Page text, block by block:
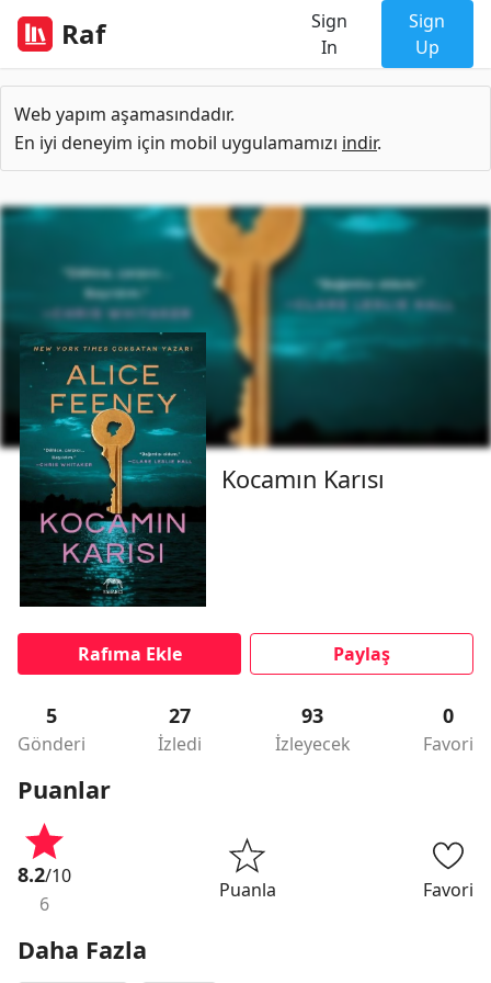
Raf
Sign
In
Sign
Up
Web yapım aşamasındadır.
En iyi deneyim için mobil uygulamamızı indir.
Kocamın Karısı
Rafıma Ekle Paylaş
5
Gönderi
27
İzledi
93
İzleyecek
0
Favori
Puanlar
8.2/10
6
Puanla Favori
Daha Fazla